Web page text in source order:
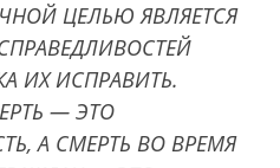
ЦЕЛЬЮ ЯВЛЯЕТСЯ
ИХ ИСПРАВИТЬ.
— ЭТО
А СМЕРТЬ ВО ВРЕМЯ